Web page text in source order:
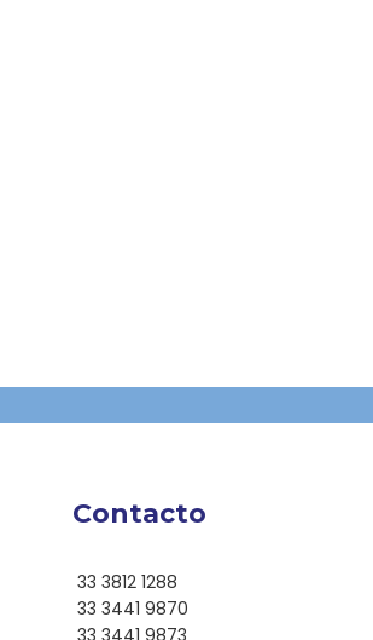
Contacto
33 3812 1288
33 3441 9870
33 3441 9873